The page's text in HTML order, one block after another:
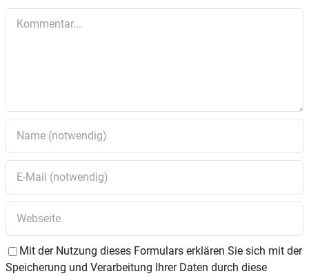
Mit der Nutzung dieses Formulars erklären Sie sich mit der
Speicherung und Verarbeitung Ihrer Daten durch diese